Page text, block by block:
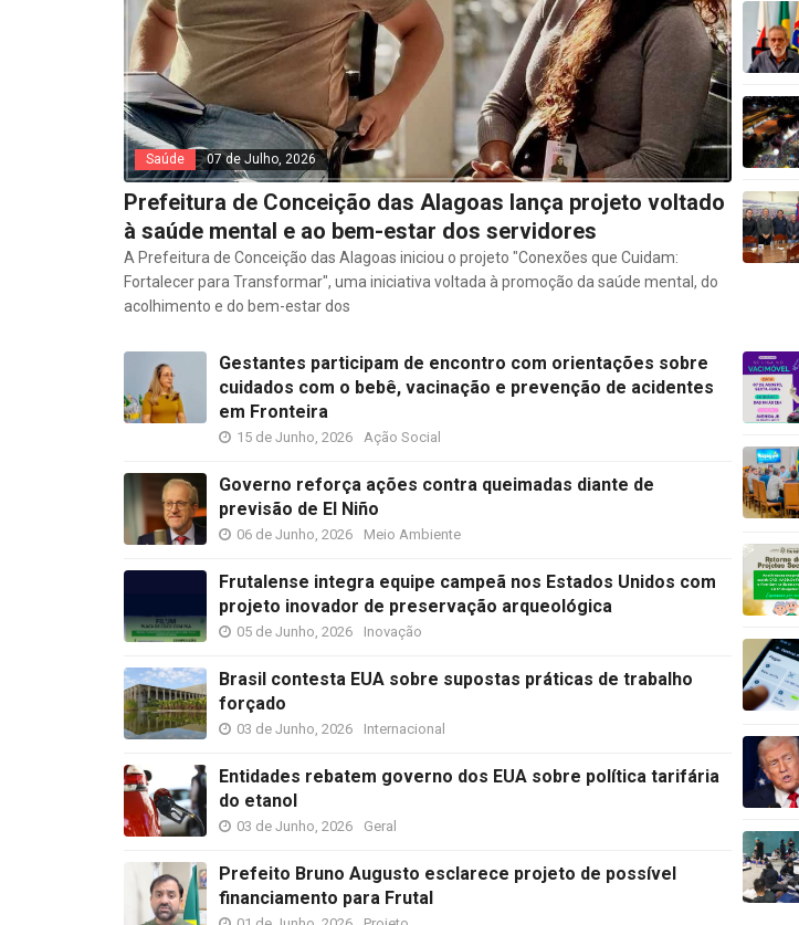
Saúde 07 de Julho, 2026
Prefeitura de Conceição das Alagoas lança projeto voltado
à saúde mental e ao bem-estar dos servidores
A Prefeitura de Conceição das Alagoas iniciou o projeto "Conexões que Cuidam:
Fortalecer para Transformar", uma iniciativa voltada à promoção da saúde mental, do
acolhimento e do bem-estar dos
Gestantes participam de encontro com orientações sobre
cuidados com o bebê, vacinação e prevenção de acidentes
em Fronteira
15 de Junho, 2026 Ação Social
Governo reforça ações contra queimadas diante de
previsão de El Niño
06 de Junho, 2026 Meio Ambiente
Frutalense integra equipe campeã nos Estados Unidos com
projeto inovador de preservação arqueológica
05 de Junho, 2026 Inovação
Brasil contesta EUA sobre supostas práticas de trabalho
forçado
03 de Junho, 2026 Internacional
Entidades rebatem governo dos EUA sobre política tarifária
do etanol
03 de Junho, 2026 Geral
Prefeito Bruno Augusto esclarece projeto de possível
financiamento para Frutal